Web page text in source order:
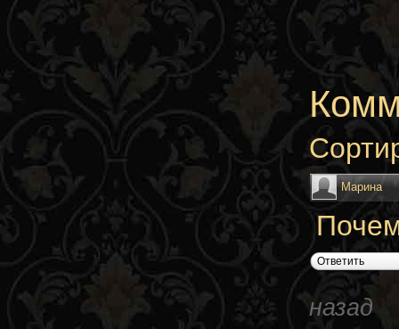
Марина
Ответить
назад